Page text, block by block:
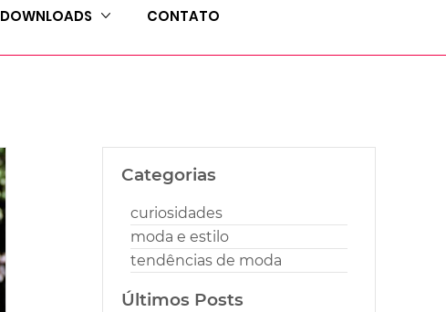
DOWNLOADS CONTATO
Categorias
curiosidades
moda e estilo
tendências de moda
Últimos Posts